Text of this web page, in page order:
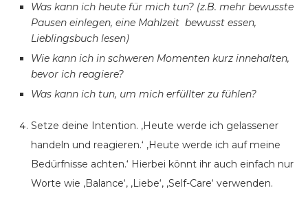
Was kann ich heute für mich tun? (z.B. mehr bewusste
Pausen einlegen, eine Mahlzeit bewusst essen,
Lieblingsbuch lesen)
Wie kann ich in schweren Momenten kurz innehalten,
bevor ich reagiere?
Was kann ich tun, um mich erfüllter zu fühlen?
Setze deine Intention. ‚Heute werde ich gelassener
handeln und reagieren.‘ ‚Heute werde ich auf meine
Bedürfnisse achten.‘ Hierbei könnt ihr auch einfach nur
Worte wie ‚Balance‘, ‚Liebe‘, ‚Self-Care‘ verwenden.